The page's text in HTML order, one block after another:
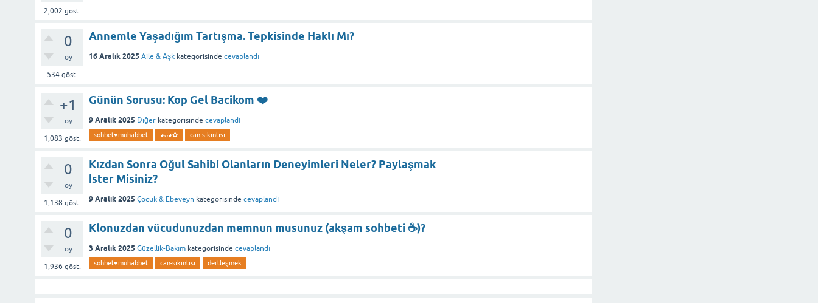
2,002 göst.
0
oy
534göst.
Annemle Yaşadığım Tartışma. Tepkisinde Haklı Mı?
16 Aralık 2025 Aile & Aşk kategorisinde cevaplandı
+1
oy
1,083 göst.
Günün Sorusu: Kop Gel Bacikom ❤️
9 Aralık 2025 Diğer kategorisinde cevaplandı
sohbet♥️muhabbet ◕ᴗ◕✿ can-sıkıntısı
0
oy
1,138 göst.
Kızdan Sonra Oğul Sahibi Olanların Deneyimleri Neler? Paylaşmak
İster Misiniz?
9 Aralık 2025 Çocuk & Ebeveyn kategorisinde cevaplandı
0
oy
1,936 göst.
Klonuzdan vücudunuzdan memnun musunuz (akşam sohbeti ☕)?
3 Aralık 2025 Güzellik-Bakım kategorisinde cevaplandı
sohbet♥️muhabbet can-sıkıntısı dertleşmek